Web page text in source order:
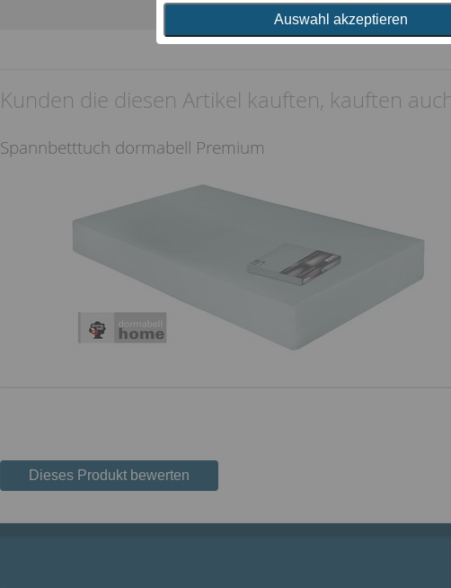
Kunden die diesen Artikel kauften, kauften
Spannbetttuch dormabell Premium
Dieses Produkt bewerten
Auswahl akzeptieren